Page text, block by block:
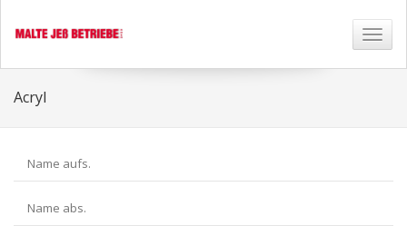
Toggle
Acryl
Name aufs.
Name abs.